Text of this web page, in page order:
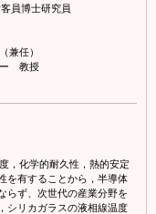
員博士研究員
兼任）
ー 教授
，化学的耐久性，熱的安定
を有することから，半導体
らず、次世代の産業分野を
シリカガラスの液相線温度